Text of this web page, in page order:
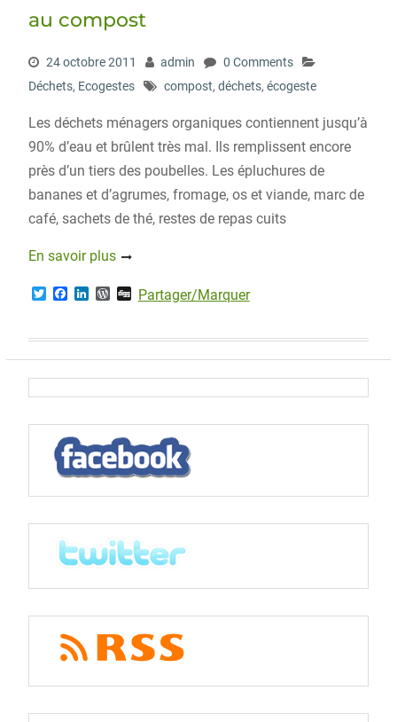
au compost
24 octobre 2011 admin
0 Comments
Déchets, Ecogestes compost, déchets, écogeste
Les déchets ménagers organiques contiennent jusqu’à
90% d’eau et brûlent très mal. Ils remplissent encore
près d’un tiers des poubelles. Les épluchures de
bananes et d’agrumes, fromage, os et viande, marc de
café, sachets de thé, restes de repas cuits
En savoir plus
T
t
e
r
F
e
o
o
k
L
k
d
I
n
W
d
r
e
s
D
g
Partager/Marquer